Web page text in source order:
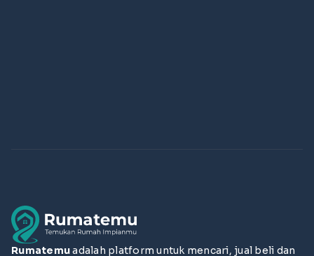
Rumatemuadalah platform untuk mencari, jual beli dan